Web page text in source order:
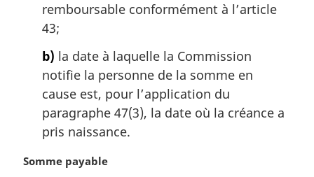
remboursable conformément à l’article
43;
b) la date à laquelle la Commission
notifie la personne de la somme en
cause est, pour l’application du
paragraphe 47(3), la date où la créance a
pris naissance.
N
Somme payable